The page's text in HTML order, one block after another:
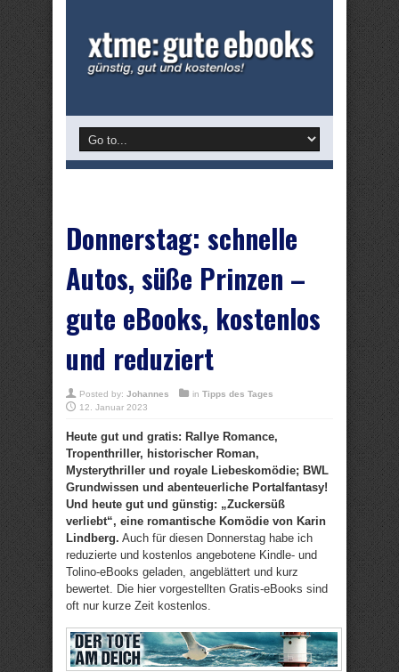
Donnerstag: schnelle
Autos, süße Prinzen –
gute eBooks, kostenlos
und reduziert
Posted by: Johannes in Tipps des Tages
12. Januar 2023
Heute gut und gratis: Rallye Romance,
Tropenthriller, historischer Roman,
Mysterythriller und royale Liebeskomödie; BWL
Grundwissen und abenteuerliche Portalfantasy!
Und heute gut und günstig: „Zuckersüß
verliebt“, eine romantische Komödie von Karin
Lindberg. Auch für diesen Donnerstag habe ich
reduzierte und kostenlos angebotene Kindle- und
Tolino-eBooks geladen, angeblättert und kurz
bewertet. Die hier vorgestellten Gratis-eBooks sind
oft nur kurze Zeit kostenlos.